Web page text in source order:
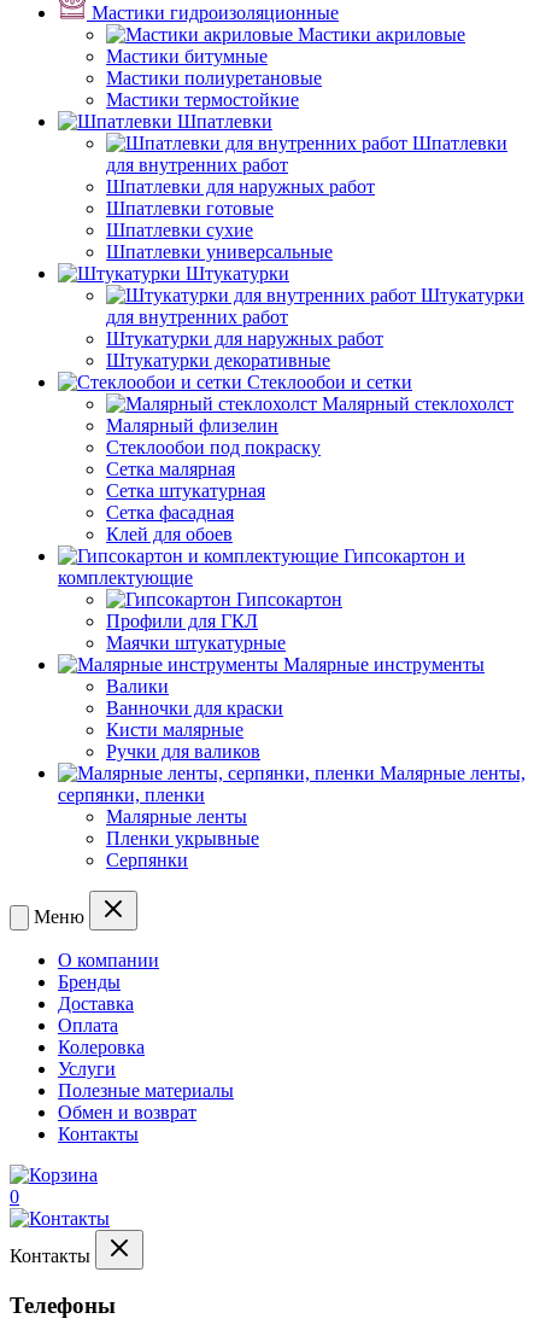
Мастики гидроизоляционные
Мастики акриловые
Мастики битумные
Мастики полиуретановые
Мастики термостойкие
Шпатлевки
Шпатлевки
для внутренних работ
Шпатлевки для наружных работ
Шпатлевки готовые
Шпатлевки сухие
Шпатлевки универсальные
Штукатурки
Штукатурки
для внутренних работ
Штукатурки для наружных работ
Штукатурки декоративные
Стеклообои и сетки
Малярный стеклохолст
Малярный флизелин
Стеклообои под покраску
Сетка малярная
Сетка штукатурная
Сетка фасадная
Клей для обоев
Гипсокартон и
комплектующие
Гипсокартон
Профили для ГКЛ
Маячки штукатурные
Малярные инструменты
Валики
Ванночки для краски
Кисти малярные
Ручки для валиков
Малярные ленты,
серпянки, пленки
Малярные ленты
Пленки укрывные
Серпянки
Меню
О компании
Бренды
Доставка
Оплата
Колеровка
Услуги
Полезные материалы
Обмен и возврат
Контакты
0
Контакты
Телефоны